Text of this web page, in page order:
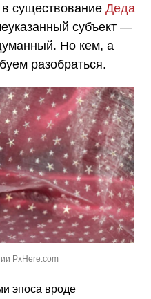
существование Деда
субъект —
Но кем, а
разобраться.
PxHere.com
эпоса вроде